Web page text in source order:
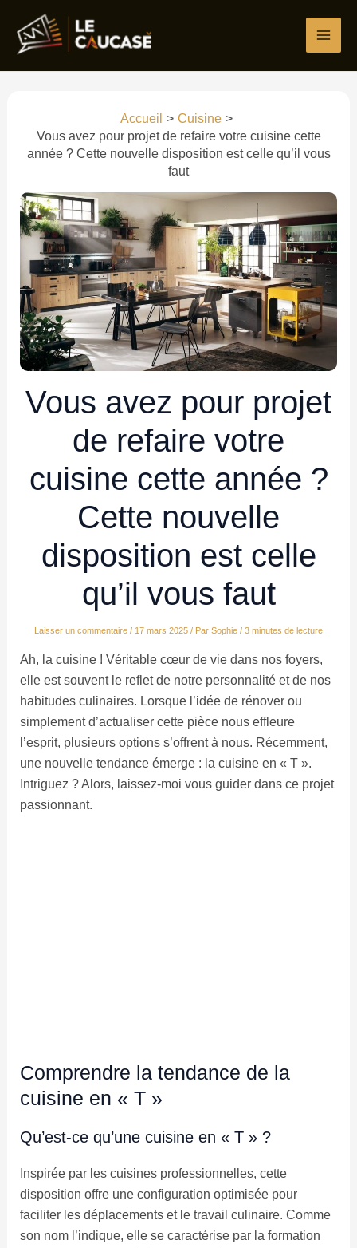
contenu
Accueil
Cuisine
Vous avez pour projet de refaire votre cuisine cette
année ? Cette nouvelle disposition est celle qu’il vous
faut
Vous avez pour projet
de refaire votre
cuisine cette année ?
Cette nouvelle
disposition est celle
qu’il vous faut
Laisser un commentaire / 17 mars 2025 / Par Sophie / 3 minutes de lecture
Ah, la cuisine ! Véritable cœur de vie dans nos foyers,
elle est souvent le reflet de notre personnalité et de nos
habitudes culinaires. Lorsque l’idée de rénover ou
simplement d’actualiser cette pièce nous effleure
l’esprit, plusieurs options s’offrent à nous. Récemment,
une nouvelle tendance émerge : la cuisine en « T ».
Intriguez ? Alors, laissez-moi vous guider dans ce projet
passionnant.
Comprendre la tendance de la
cuisine en « T »
Qu’est-ce qu’une cuisine en « T » ?
Inspirée par les cuisines professionnelles, cette
disposition offre une configuration optimisée pour
faciliter les déplacements et le travail culinaire. Comme
son nom l’indique, elle se caractérise par la formation
ici…
mail*